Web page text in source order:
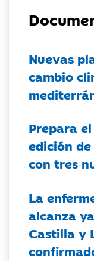
Nuevas
cambio
Prepara
edición de
con tres
La
alcanza
Castilla y